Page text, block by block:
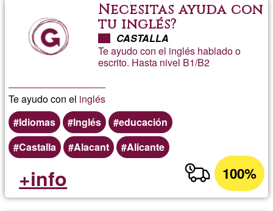
Necesitas ayuda con
tu inglés?
CASTALLA
Te ayudo con el inglés hablado o
escrito. Hasta nivel B1/B2
Te ayudo con el inglés
Idiomas
Inglés
educación
Castalla
Alacant Alicante
100%
+info